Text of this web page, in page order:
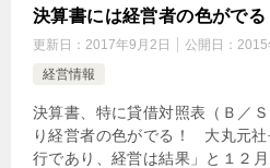
決算書には経営者の色がでる
更新日： 2017年9月2日 公開日： 2015
経営情報
決算書、特に貸借対照表（Ｂ／
り経営者の色がでる！ 大丸元
行であり、経営は結果」と１２